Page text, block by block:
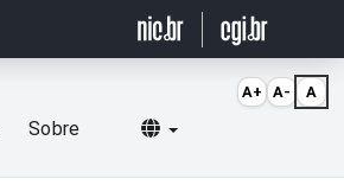
Sobre Selecionar idioma
A+ A- A